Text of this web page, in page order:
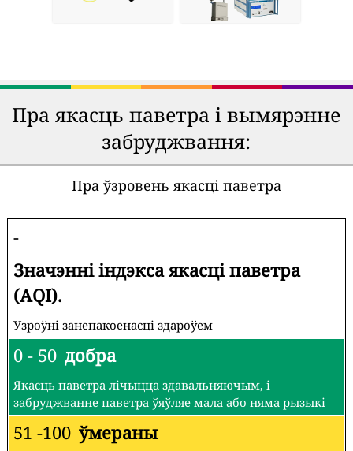
Пра якасць паветра і вымярэнне
забруджвання:
Пра ўзровень якасці паветра
-
Значэнні індэкса якасці паветра
(AQI).
Узроўні занепакоенасці здароўем
0 - 50 добра
Якасць паветра лічыцца здавальняючым, і
забруджванне паветра ўяўляе мала або няма рызыкі
51 -100 ўмераны